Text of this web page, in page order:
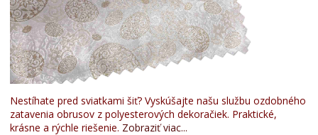
Nestíhate pred sviatkami šiť? Vyskúšajte našu službu ozdobného
zatavenia obrusov z polyesterových dekoračiek. Praktické,
krásne a rýchle riešenie. Zobraziť viac...